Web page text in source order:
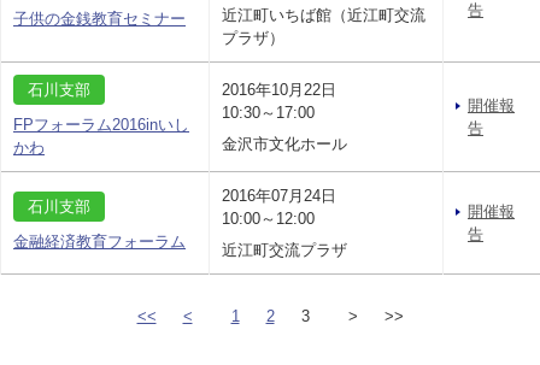
子供の金銭教育セミナー
近江町いちば館（近江町交流
プラザ）
告
石川支部
FPフォーラム2016inいし
かわ
2016年10月22日
10:30～17:00
金沢市文化ホール
開催報
告
石川支部
金融経済教育フォーラム
2016年07月24日
10:00～12:00
近江町交流プラザ
開催報
告
<< < 1 2 3 > >>